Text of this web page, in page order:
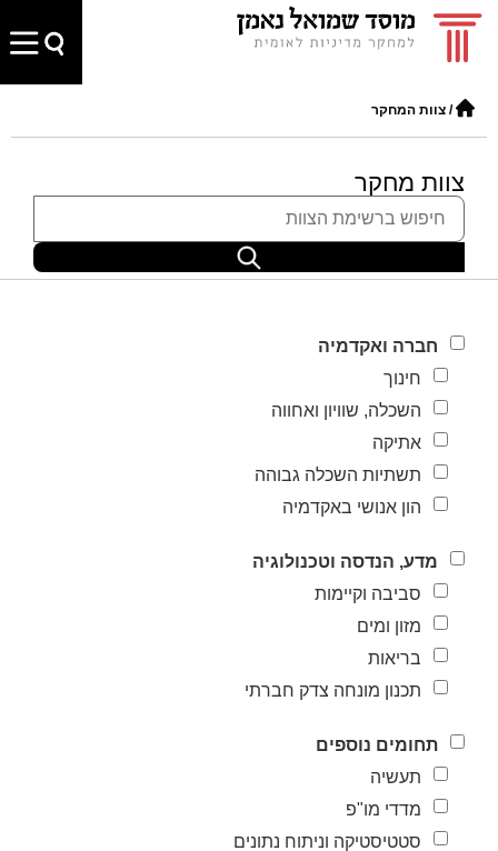
/ צוות המחקר
צוות מחקר
חברה ואקדמיה
חינוך
השכלה, שוויון ואחווה
אתיקה
תשתיות השכלה גבוהה
הון אנושי באקדמיה
מדע, הנדסה וטכנולוגיה
סביבה וקיימות
מזון ומים
בריאות
תכנון מונחה צדק חברתי
תחומים נוספים
תעשיה
מדדי מו"פ
סטטיסטיקה וניתוח נתונים